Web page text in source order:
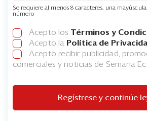
Se requiere al menos 8 caracteres, una
número
Acepto los Términos y
Acepto la Política de
Acepto recibir publicidad,
comerciales y noticias de Semana
Regístrese y continúe